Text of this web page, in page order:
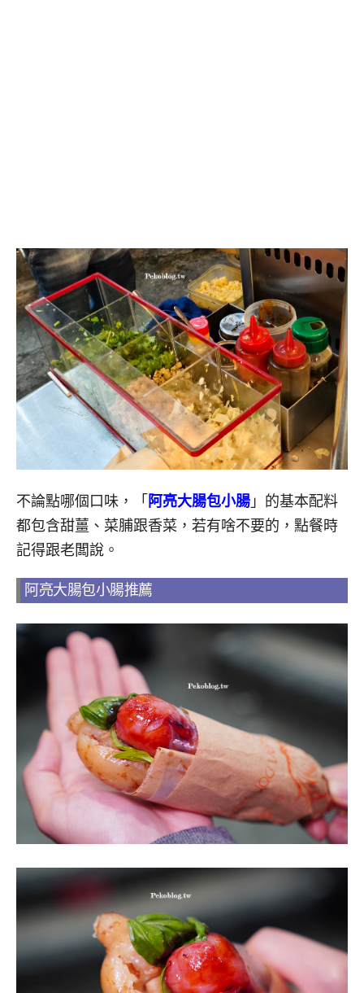
不論點哪個口味， 「 阿亮大腸包小腸 」的基本配料
都包含甜薑、菜脯跟香菜，若有啥不要的，點餐時
記得跟老闆說。
阿亮大腸包小腸推薦